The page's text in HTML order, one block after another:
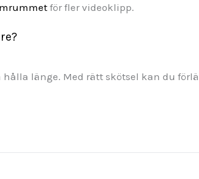
för fler videoklipp.
länge. Med rätt skötsel kan du